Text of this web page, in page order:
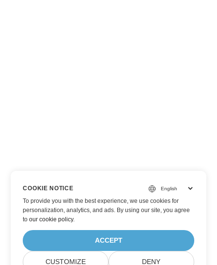
COOKIE NOTICE
To provide you with the best experience, we use cookies for
personalization, analytics, and ads. By using our site, you agree
toour cookie policy.
ACCEPT
CUSTOMIZE DENY